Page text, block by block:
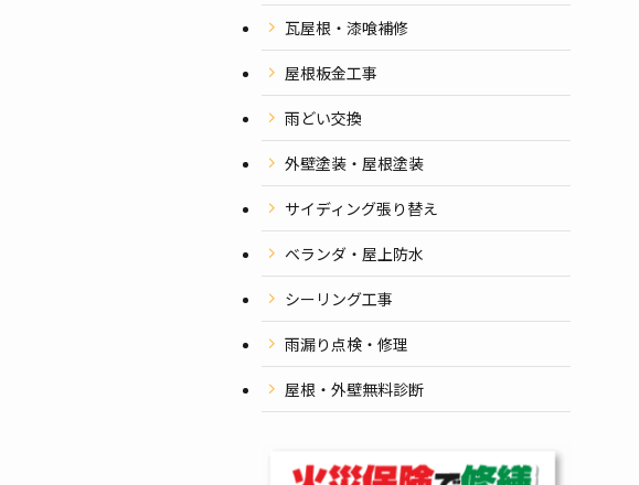
瓦屋根・漆喰補修
屋根板金工事
雨どい交換
外壁塗装・屋根塗装
サイディング張り替え
ベランダ・屋上防水
シーリング工事
雨漏り点検・修理
屋根・外壁無料診断